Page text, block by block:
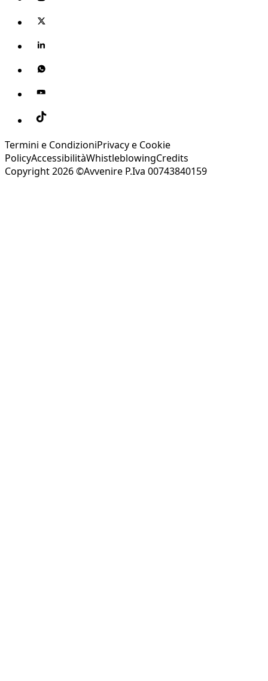
Termini e CondizioniPrivacy e Cookie
PolicyAccessibilitàWhistleblowingCredits
Copyright 2026 ©Avvenire P.Iva 00743840159